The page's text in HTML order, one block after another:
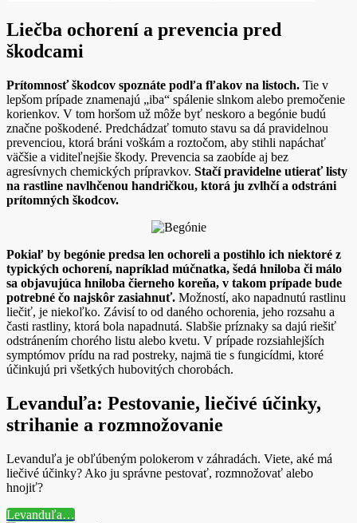
Liečba ochorení a prevencia pred
škodcami
Prítomnosť škodcov spoznáte podľa fľakov na listoch. Tie v
lepšom prípade znamenajú „iba“ spálenie slnkom alebo premočenie
korienkov. V tom horšom už môže byť neskoro a begónie budú
značne poškodené. Predchádzať tomuto stavu sa dá pravidelnou
prevenciou, ktorá bráni voškám a roztočom, aby stihli napáchať
väčšie a viditeľnejšie škody. Prevencia sa zaobíde aj bez
agresívnych chemických prípravkov. Stačí pravidelne utierať listy
na rastline navlhčenou handričkou, ktorá ju zvlhčí a odstráni
prítomných škodcov.
Pokiaľ by begónie predsa len ochoreli a postihlo ich niektoré z
typických ochorení, napríklad múčnatka, šedá hniloba či málo
sa objavujúca hniloba čierneho koreňa, v takom prípade bude
potrebné čo najskôr zasiahnuť. Možností, ako napadnutú rastlinu
liečiť, je niekoľko. Závisí to od daného ochorenia, jeho rozsahu a
časti rastliny, ktorá bola napadnutá. Slabšie príznaky sa dajú riešiť
odstránením chorého listu alebo kvetu. V prípade rozsiahlejších
symptómov prídu na rad postreky, najmä tie s fungicídmi, ktoré
účinkujú pri všetkých hubovitých chorobách.
Levanduľa: Pestovanie, liečivé účinky,
strihanie a rozmnožovanie
Levanduľa je obľúbeným polokerom v záhradách. Viete, aké má
liečivé účinky? Ako ju správne pestovať, rozmnožovať alebo
hnojiť?
Levanduľa…